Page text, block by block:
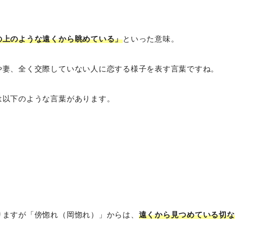
上のような遠くから眺めている」といった意味。
、全く交際していない人に恋する様子を表す言葉ですね。
下のような言葉があります。
すが「傍惚れ（岡惚れ）」からは、 遠くから見つめている切な